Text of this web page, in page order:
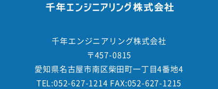
千年エンジニアリング株式会社
〒457-0815
愛知県名古屋市南区柴田町一丁目4番地4
TEL:052-627-1214 FAX:052-627-1215